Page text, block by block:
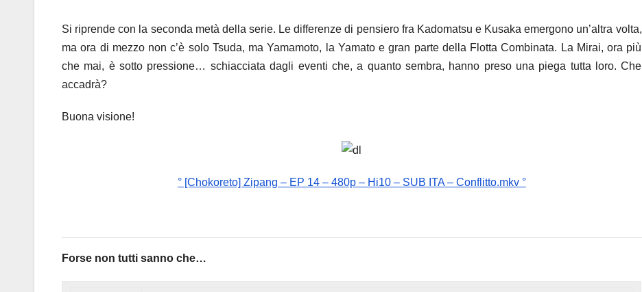
Si riprende con la seconda metà della serie. Le differenze di pensiero fra Kadomatsu e Kusaka emergono un’altra volta,
ma ora di mezzo non c’è solo Tsuda, ma Yamamoto, la Yamato e gran parte della Flotta Combinata. La Mirai, ora più
che mai, è sotto pressione… schiacciata dagli eventi che, a quanto sembra, hanno preso una piega tutta loro. Che
accadrà?
Buona visione!
° [Chokoreto] Zipang – EP 14 – 480p – Hi10 – SUB ITA – Conflitto.mkv °
Forse non tutti sanno che…